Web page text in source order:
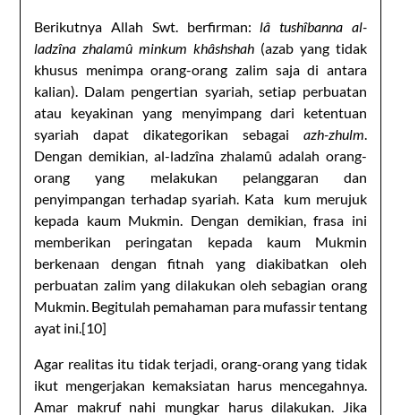
Berikutnya Allah Swt. berfirman:lâ tushîbanna al-
ladzîna zhalamû minkum khâshshah (azab yang tidak
khusus menimpa orang-orang zalim saja di antara
kalian). Dalam pengertian syariah, setiap perbuatan
atau keyakinan yang menyimpang dari ketentuan
syariah dapat dikategorikan sebagai azh-zhulm.
Dengan demikian, al-ladzîna zhalamû adalah orang-
orang yang melakukan pelanggaran dan
penyimpangan terhadap syariah. Kata kum merujuk
kepada kaum Mukmin. Dengan demikian, frasa ini
memberikan peringatan kepada kaum Mukmin
berkenaan dengan fitnah yang diakibatkan oleh
perbuatan zalim yang dilakukan oleh sebagian orang
Mukmin. Begitulah pemahaman para mufassir tentang
ayat ini.[10]
Agar realitas itu tidak terjadi, orang-orang yang tidak
ikut mengerjakan kemaksiatan harus mencegahnya.
Amar makruf nahi mungkar harus dilakukan. Jika